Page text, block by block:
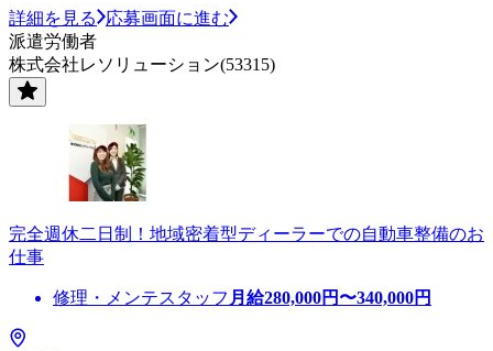
詳細を見る
応募画面に進む
派遣労働者
株式会社レソリューション(53315)
完全週休二日制！地域密着型ディーラーでの自動車整備のお
仕事
修理・メンテスタッフ 月給280,000円〜340,000円